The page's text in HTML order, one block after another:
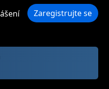
Zaregistrujte se